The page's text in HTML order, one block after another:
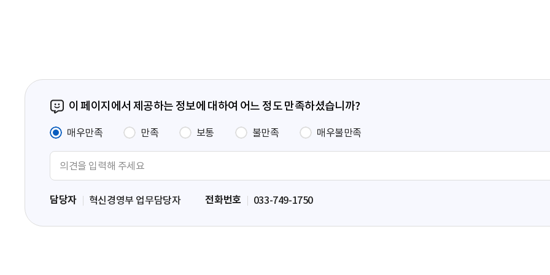
이 페이지에서 제공하는 정보에 대하여 어느 정도 만족하셨습니까?
매우만족 만족 보통 불만족 매우불만족
력
담당자 혁신경영부 업무담당자 전화번호 033-749-1750